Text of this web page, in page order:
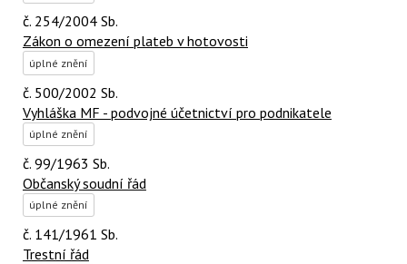
č. 254/2004 Sb.
Zákon o omezení plateb v hotovosti
úplné znění
č. 500/2002 Sb.
Vyhláška MF - podvojné účetnictví pro podnikatele
úplné znění
č. 99/1963 Sb.
Občanský soudní řád
úplné znění
č. 141/1961 Sb.
Trestní řád